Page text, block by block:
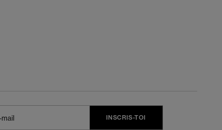
INSCRIS-TOI